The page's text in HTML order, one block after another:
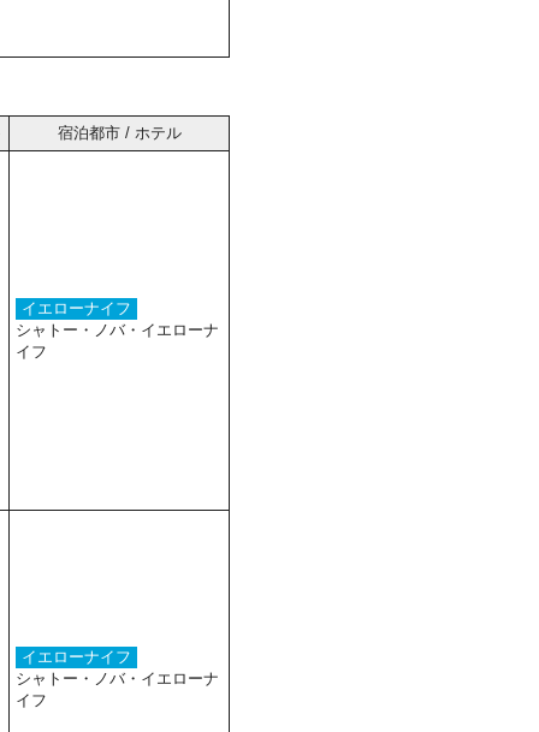
宿泊都市 / ホテル
イエローナイフ
シャトー・ノバ・イエローナ
イフ
イエローナイフ
シャトー・ノバ・イエローナ
イフ